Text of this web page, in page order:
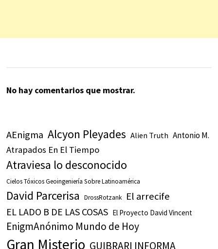
No hay comentarios que mostrar.
AEnigma Alcyon Pleyades Alien Truth Antonio M.
Atrapados En El Tiempo
Atraviesa lo desconocido
Cielos Tóxicos Geoingeniería Sobre Latinoamérica
David Parcerisa DrossRotzank El arrecife
EL LADO B DE LAS COSAS El Proyecto David Vincent
EnigmAnónimo Mundo de Hoy
Gran Misterio GUIBRARI INFORMA